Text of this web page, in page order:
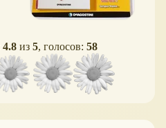
4.8 из 5, голосов: 58